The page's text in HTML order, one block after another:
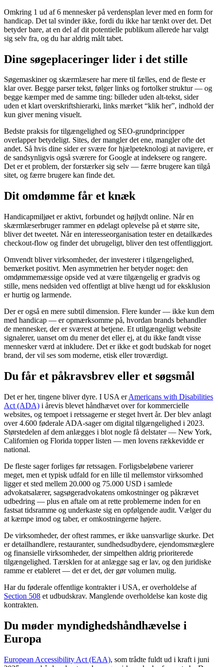
Omkring 1 ud af 6 mennesker på verdensplan lever med en form for
handicap. Det tal svinder ikke, fordi du ikke har tænkt over det. Det
betyder bare, at en del af dit potentielle publikum allerede har valgt
sig selv fra, og du har aldrig målt tabet.
Dine søgeplaceringer lider i det stille
Søgemaskiner og skærmlæsere har mere til fælles, end de fleste er
klar over. Begge parser tekst, følger links og fortolker struktur — og
begge kæmper med de samme ting: billeder uden alt-tekst, sider
uden et klart overskriftshierarki, links mærket “klik her”, indhold der
kun giver mening visuelt.
Bedste praksis for tilgængelighed og SEO-grundprincipper
overlapper betydeligt. Sites, der mangler det ene, mangler ofte det
andet. Så hvis dine sider er svære for hjælpeteknologi at navigere, er
de sandsynligvis også sværere for Google at indeksere og rangere.
Det er et problem, der forstærker sig selv — færre brugere kan tilgå
sitet, og færre brugere kan finde det.
Dit omdømme får et knæk
Handicapmiljøet er aktivt, forbundet og højlydt online. Når en
skærmlæserbruger rammer en ødelagt oplevelse på et større site,
bliver det tweetet. Når en interesseorganisation tester en detailkædes
checkout-flow og finder det ubrugeligt, bliver den test offentliggjort.
Omvendt bliver virksomheder, der investerer i tilgængelighed,
bemærket positivt. Men asymmetrien her betyder noget: den
omdømmemæssige opside ved at være tilgængelig er gradvis og
stille, mens nedsiden ved offentligt at blive hængt ud for eksklusion
er hurtig og larmende.
Der er også en mere subtil dimension. Flere kunder — ikke kun dem
med handicap — er opmærksomme på, hvordan brands behandler
de mennesker, der er sværest at betjene. Et utilgængeligt website
signalerer, uanset om du mener det eller ej, at du ikke fandt visse
mennesker værd at inkludere. Det er ikke et godt budskab for noget
brand, der vil ses som moderne, etisk eller troværdigt.
Du får et påkravsbrev eller et søgsmål
Det er her, tingene bliver dyre. I USA erAmericans with Disabilities
Act (ADA) i årevis blevet håndhævet over for kommercielle
websites, og tempoet i retssagerne er steget hvert år. Der blev anlagt
over 4.600 føderale ADA-sager om digital tilgængelighed i 2023.
Størstedelen af dem anlægges i blot nogle få delstater — New York,
Californien og Florida topper listen — men lovens rækkevidde er
national.
De fleste sager forliges før retssagen. Forligsbeløbene varierer
meget, men et typisk udfald for en lille til mellemstor virksomhed
ligger et sted mellem 20.000 og 75.000 USD i samlede
advokatsalærer, sagsøgeradvokatens omkostninger og påkrævet
udbedring — plus en aftale om at rette problemerne inden for en
fastsat tidsramme og underkaste sig en opfølgende audit. Vælger du
at kæmpe imod og taber, er omkostningerne højere.
De virksomheder, der oftest rammes, er ikke uansvarlige skurke. Det
er detailhandlere, restauranter, sundhedsudbydere, ejendomsmæglere
og finansielle virksomheder, der simpelthen aldrig prioriterede
tilgængelighed. Tærsklen for at anlægge sag er lav, og den juridiske
ramme er etableret — det er det, der gør volumen mulig.
Har du føderale offentlige kontrakter i USA, er overholdelse af
Section 508 et udbudskrav. Manglende overholdelse kan koste dig
kontrakten.
Du møder myndighedshåndhævelse i
Europa
European Accessibility Act (EAA), som trådte fuldt ud i kraft i juni